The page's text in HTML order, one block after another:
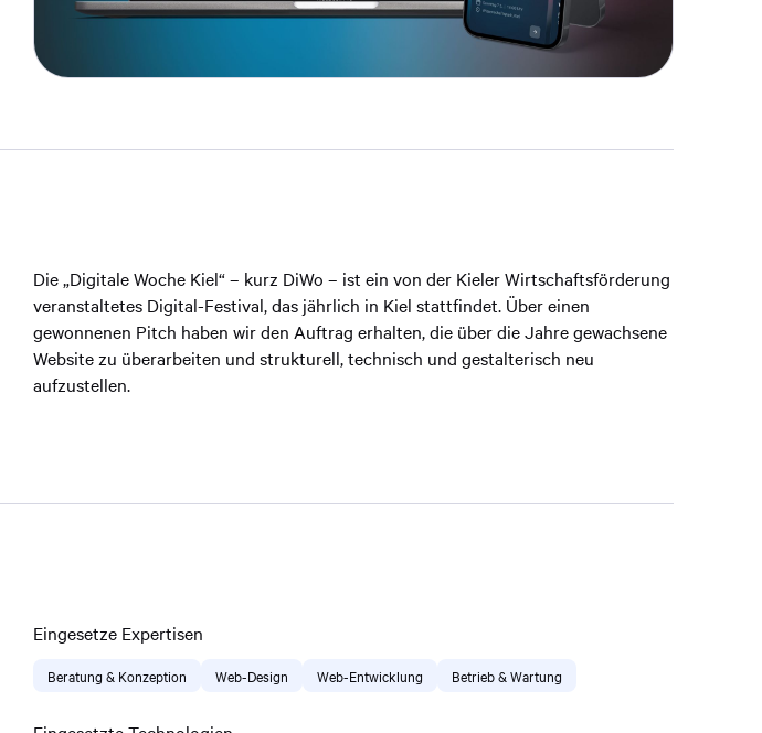
Die „Digitale Woche Kiel“ – kurz DiWo – ist ein von der Kieler Wirtschaftsförderung
veranstaltetes Digital-Festival, das jährlich in Kiel stattfindet. Über einen
gewonnenen Pitch haben wir den Auftrag erhalten, die über die Jahre gewachsene
Website zu überarbeiten und strukturell, technisch und gestalterisch neu
aufzustellen.
Eingesetze Expertisen
Beratung & Konzeption Web-Design Web-Entwicklung Betrieb & Wartung